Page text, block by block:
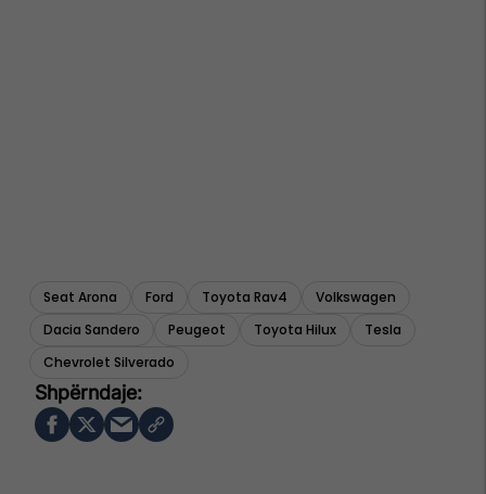
Seat Arona Ford Toyota Rav4
Volkswagen
Dacia Sandero
Peugeot Toyota Hilux
Tesla
Chevrolet Silverado